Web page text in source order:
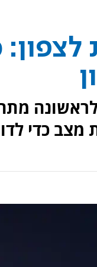
כ-30 רקטות
מצב כדי